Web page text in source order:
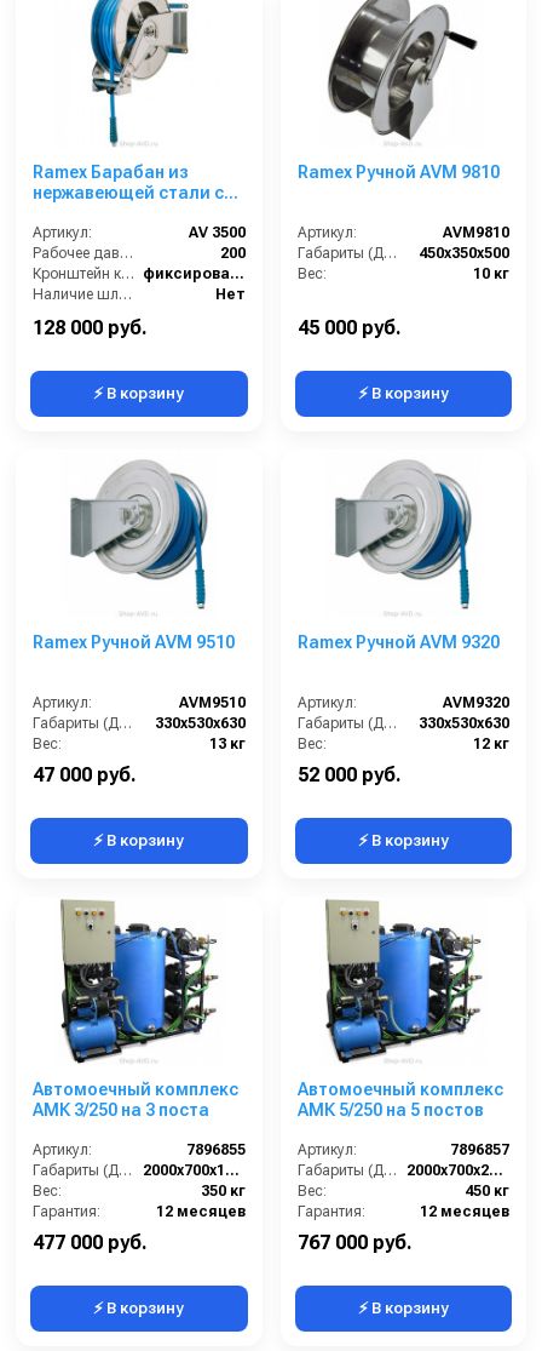
Ramex Барабан из
нержавеющей стали с
механизмом AV 3500
Артикул:
AV 3500
Рабочее давление (бар):
200
Кронштейн катушки:
фиксированный
Наличие шланга:
Нет
128 000 руб.
⚡ В корзину
Ramex Ручной AVM 9810
Артикул:
AVM9810
Габариты (ДхШхВ):
450x350x500
Вес:
10 кг
45 000 руб.
⚡ В корзину
Ramex Ручной AVM 9510
Артикул:
AVM9510
Габариты (ДхШхВ):
330x530x630
Вес:
13 кг
47 000 руб.
⚡ В корзину
Ramex Ручной AVM 9320
Артикул:
AVM9320
Габариты (ДхШхВ):
330x530x630
Вес:
12 кг
52 000 руб.
⚡ В корзину
Автомоечный комплекс
АМК 3/250 на 3 поста
Артикул:
7896855
Габариты (ДхШхВ):
2000х700х1500
Вес:
350 кг
Гарантия:
12 месяцев
477 000 руб.
⚡ В корзину
Автомоечный комплекс
АМК 5/250 на 5 постов
Артикул:
7896857
Габариты (ДхШхВ):
2000х700х2000
Вес:
450 кг
Гарантия:
12 месяцев
767 000 руб.
⚡ В корзину